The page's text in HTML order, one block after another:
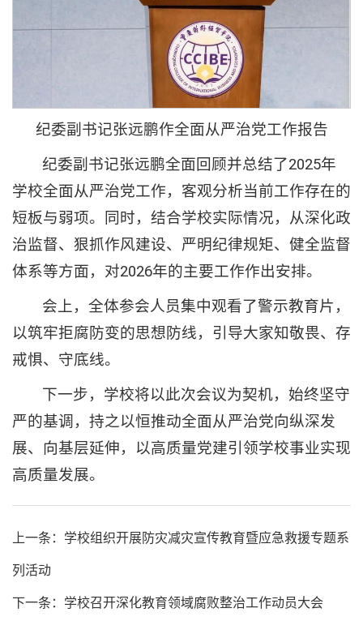
纪委副书记张远鹏作全面从严治党工作报告
纪委副书记张远鹏全面回顾并总结了2025年
学校全面从严治党工作，客观分析当前工作存在的
短板与弱项。同时，结合学校实际情况，从深化政
治监督、狠抓作风建设、严明纪律规矩、健全监督
体系等方面，对2026年的主要工作作出安排。
会上，全体参会人员集中观看了警示教育片，
以筑牢拒腐防变的思想防线，引导大家知敬畏、存
戒惧、守底线。
下一步，学校将以此次会议为契机，始终坚守
严的基调，持之以恒推动全面从严治党向纵深发
展、向基层延伸，以高质量党建引领学校事业实现
高质量发展。
上一条：学校组织开展防灾减灾宣传教育暨应急救援专题系
列活动
下一条：学校召开深化教育领域腐败整治工作动员大会